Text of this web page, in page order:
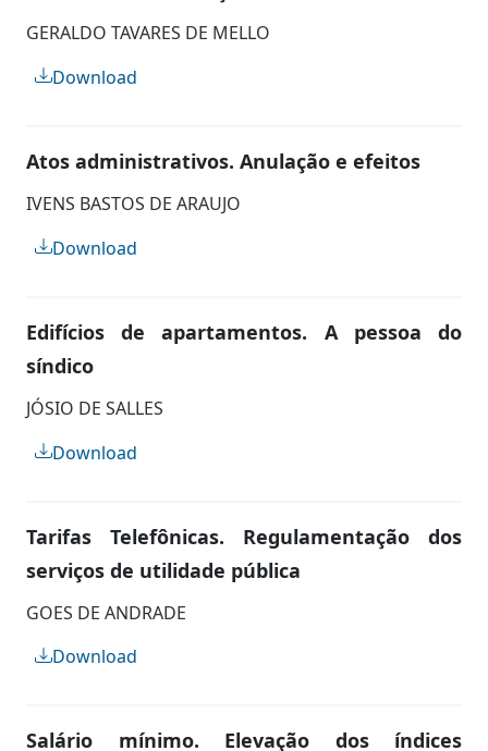
GERALDO TAVARES DE MELLO
Download
Atos administrativos. Anulação e efeitos
IVENS BASTOS DE ARAUJO
Download
Edifícios de apartamentos. A pessoa do
síndico
JÓSIO DE SALLES
Download
Tarifas Telefônicas. Regulamentação dos
serviços de utilidade pública
GOES DE ANDRADE
Download
Salário mínimo. Elevação dos índices